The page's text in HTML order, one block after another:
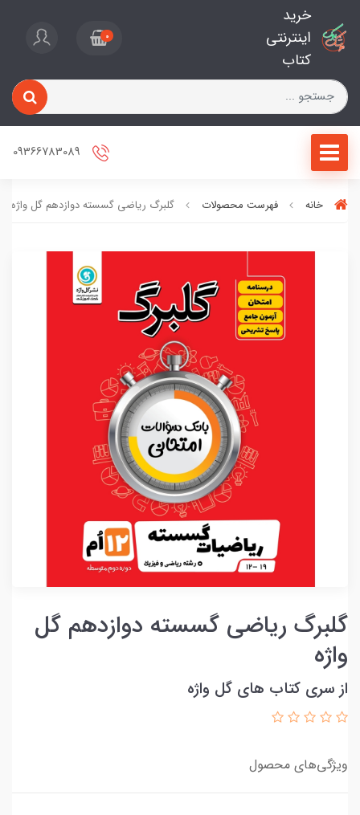
خرید
اینترنتی
کتاب
0
خانه فهرست محصولات گلبرگ ریاضی گسسته دوازدهم گل واژه
گلبرگ ریاضی گسسته دوازدهم گل
واژه
از سری کتاب های گل واژه
ویژگی‌های محصول